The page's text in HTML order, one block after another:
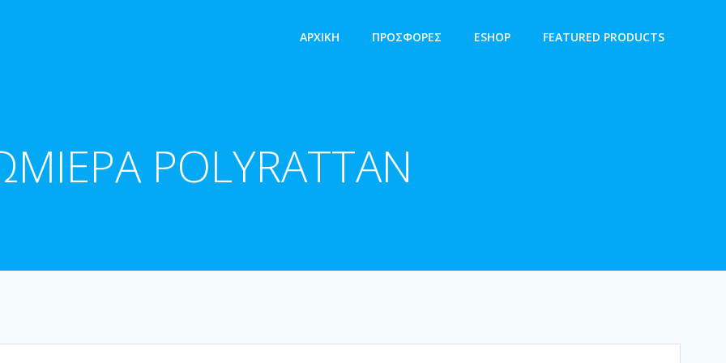
ΑΡΧΙΚΉ ΠΡΟΣΦΟΡΕΣ ESHOP FEATURED PRODUCTS
POLYRATΤAN